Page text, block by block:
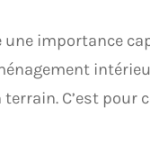
une importance
C’est pour